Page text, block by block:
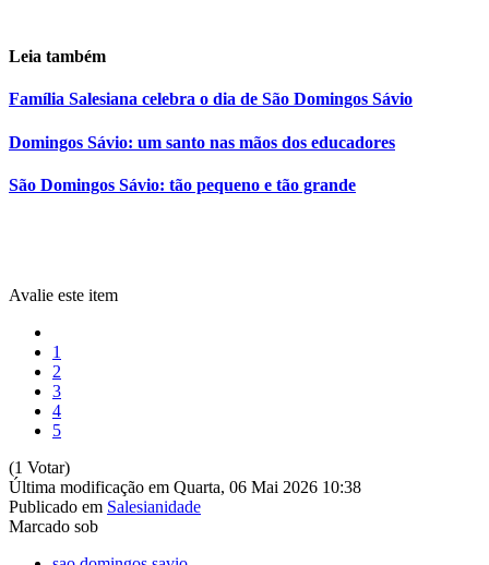
Leia também
Família Salesiana celebra o dia de São Domingos Sávio
Domingos Sávio: um santo nas mãos dos educadores
São Domingos Sávio: tão pequeno e tão grande
Avalie este item
1
2
3
4
5
(1 Votar)
Última modificação em Quarta, 06 Mai 2026 10:38
Publicado em Salesianidade
Marcado sob